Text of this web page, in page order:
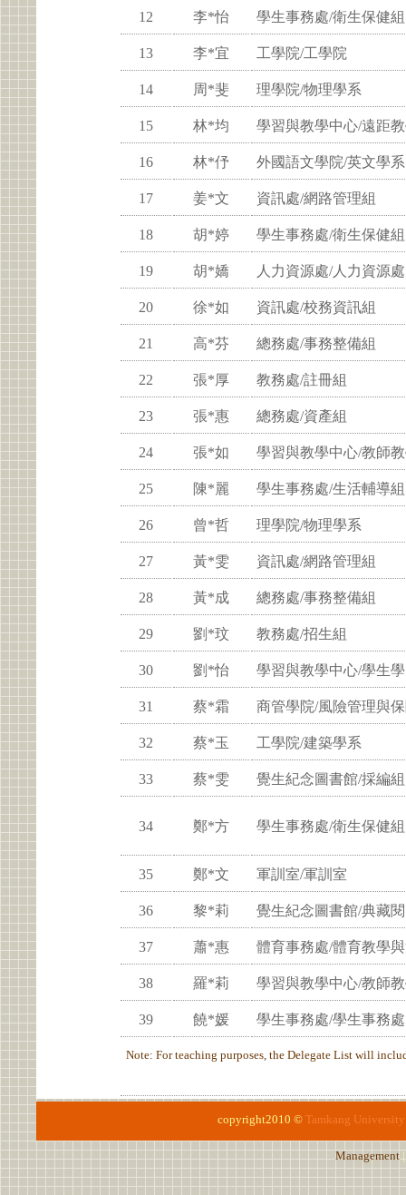
12 李*怡 學生事務處/衛生保健組
13 李*宜 工學院/工學院
14 周*斐 理學院/物理學系
15 林*均 學習與教學中心/遠距
16 林*伃 外國語文學院/英文學系
17 姜*文 資訊處/網路管理組
18 胡*婷 學生事務處/衛生保健組
19 胡*嬌 人力資源處/人力資源處
20 徐*如 資訊處/校務資訊組
21 高*芬 總務處/事務整備組
22 張*厚 教務處/註冊組
23 張*惠 總務處/資產組
24 張*如 學習與教學中心/教師
25 陳*麗 學生事務處/生活輔導組
26 曾*哲 理學院/物理學系
27 黃*雯 資訊處/網路管理組
28 黃*成 總務處/事務整備組
29 劉*玟 教務處/招生組
30 劉*怡 學習與教學中心/學生
31 蔡*霜 商管學院/風險管理與
32 蔡*玉 工學院/建築學系
33 蔡*雯 覺生紀念圖書館/採編組
34 鄭*方 學生事務處/衛生保健組
35 鄭*文 軍訓室/軍訓室
36 黎*莉 覺生紀念圖書館/典藏
37 蕭*惠 體育事務處/體育教學
38 羅*莉 學習與教學中心/教師
39 饒*媛 學生事務處/學生事務處
Note: For teaching purposes, the Delegate List will
copyright2010 © Tamkang University
Management